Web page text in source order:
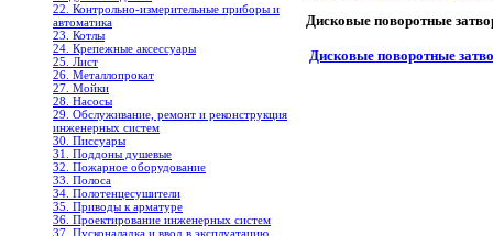
22. Контрольно-измерительные приборы и
автоматика
23. Котлы
24. Крепежные аксессуары
25. Лист
26. Металлопрокат
27. Мойки
28. Насосы
29. Обслуживание, ремонт и реконструкция
инженерных систем
30. Писсуары
31. Поддоны душевые
32. Пожарное оборудование
33. Полоса
34. Полотенцесушители
35. Приводы к арматуре
36. Проектирование инженерных систем
37. Пусконаладка и ввод в эксплуатацию
Дисковые поворотные
Дисковые поворотные